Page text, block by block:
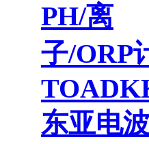
PH/离
子/ORP
东亚电波